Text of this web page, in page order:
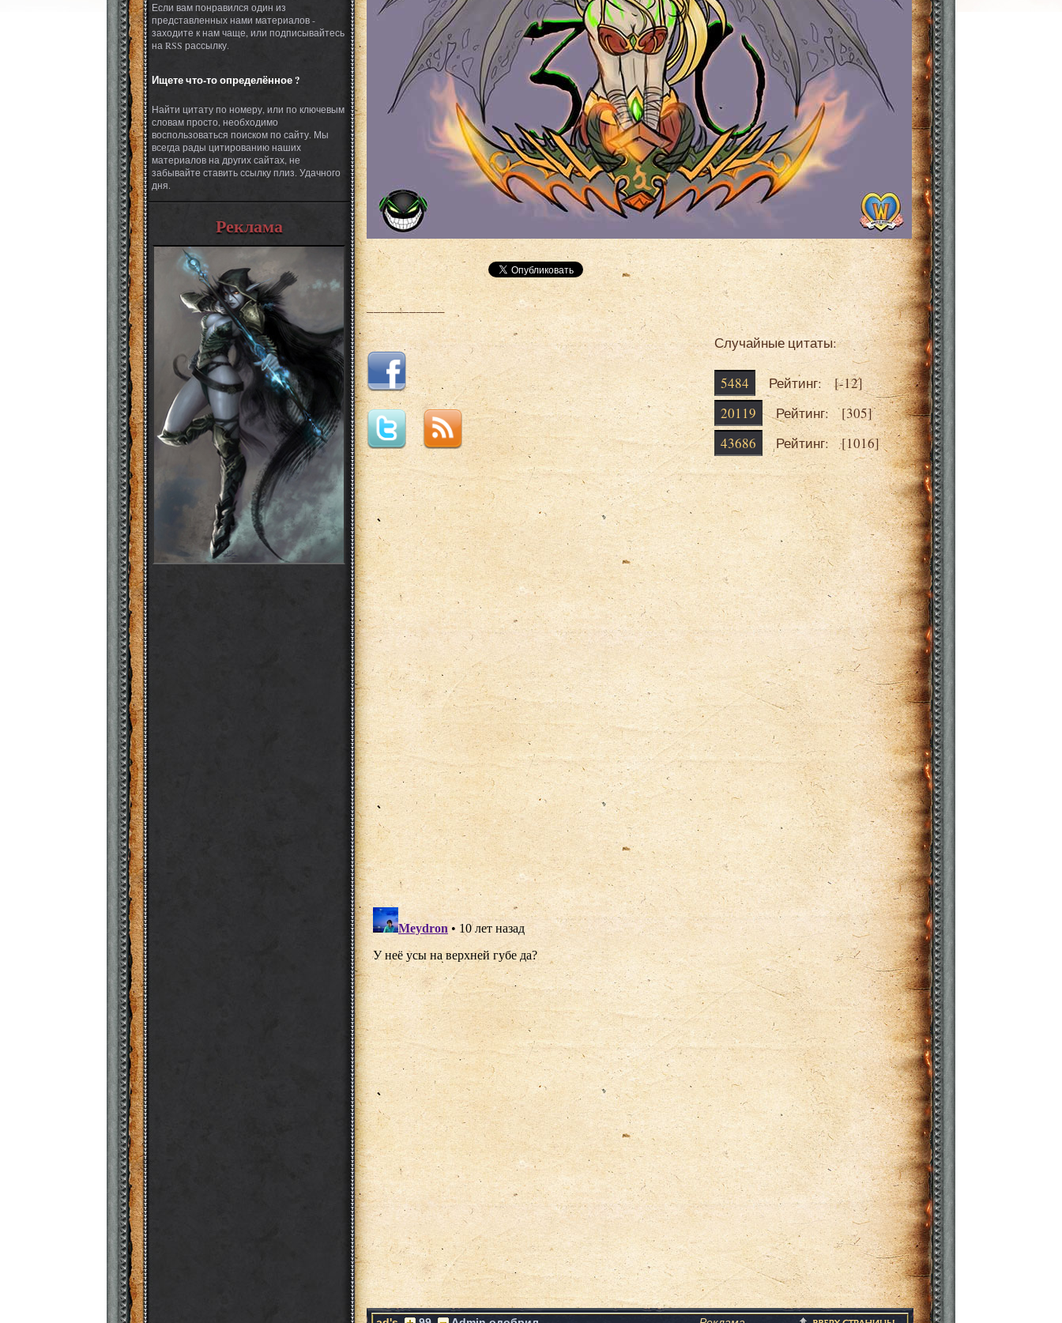
Если вам понравился один из
представленных нами материалов -
заходите к нам чаще, или подписывайтесь
на RSS рассылку.
Ищете что-то определённое ?
Найти цитату по номеру, или по ключевым
словам просто, необходимо
воспользоваться поиском по сайту. Мы
всегда рады цитированию наших
материалов на других сайтах, не
забывайте ставить ссылку плиз. Удачного
дня.
Реклама
___________
Случайные цитаты:
5484 Рейтинг: [-12]
20119
Рейтинг: [305]
43686
Рейтинг: [1016]